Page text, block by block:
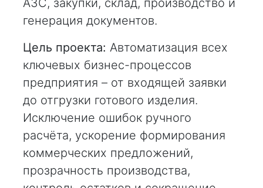
АЗС, закупки, склад, производство и
генерация документов.
Цель проекта: Автоматизация всех
ключевых бизнес-процессов
предприятия – от входящей заявки
до отгрузки готового изделия.
Исключение ошибок ручного
расчёта, ускорение формирования
коммерческих предложений,
прозрачность производства,